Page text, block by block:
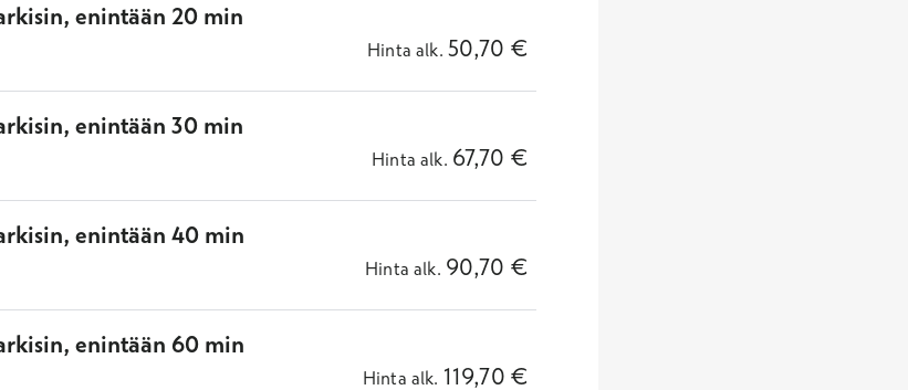
enintään 20 min
Hinta alk. 50,70 €
enintään 30 min
Hinta alk. 67,70 €
enintään 40 min
Hinta alk. 90,70 €
enintään 60 min
Hinta alk. 119,70 €